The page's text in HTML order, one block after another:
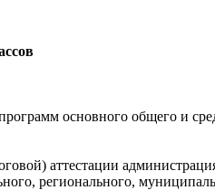
основного общего и
аттестации
регионального,